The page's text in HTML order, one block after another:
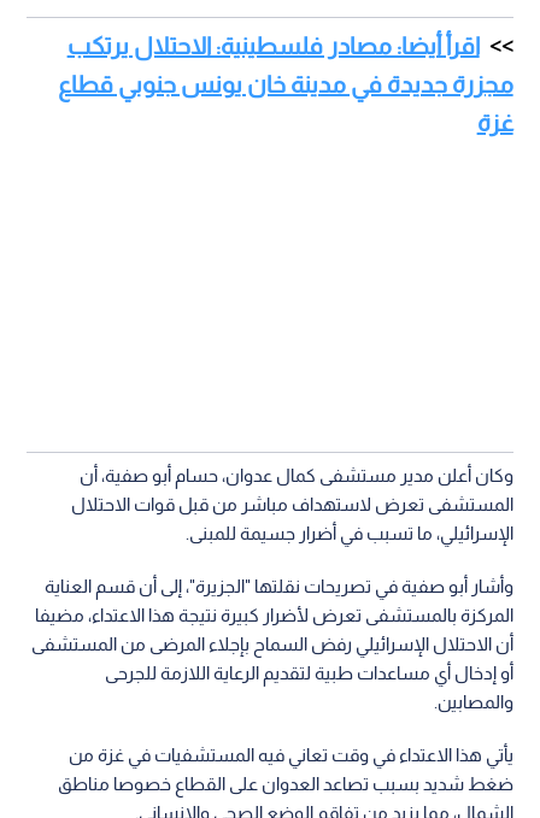
اقرأ أيضا: مصادر فلسطينية: الاحتلال يرتكب
مجزرة جديدة في مدينة خان يونس جنوبي قطاع
غزة
وكان أعلن مدير مستشفى كمال عدوان، حسام أبو صفية، أن
المستشفى تعرض لاستهداف مباشر من قبل قوات الاحتلال
الإسرائيلي، ما تسبب في أضرار جسيمة للمبنى.
وأشار أبو صفية في تصريحات نقلتها "الجزيرة"، إلى أن قسم العناية
المركزة بالمستشفى تعرض لأضرار كبيرة نتيجة هذا الاعتداء، مضيفا
أن الاحتلال الإسرائيلي رفض السماح بإجلاء المرضى من المستشفى
أو إدخال أي مساعدات طبية لتقديم الرعاية اللازمة للجرحى
والمصابين.
يأتي هذا الاعتداء في وقت تعاني فيه المستشفيات في غزة من
ضغط شديد بسبب تصاعد العدوان على القطاع خصوصا مناطق
الشمال، مما يزيد من تفاقم الوضع الصحي والإنساني.